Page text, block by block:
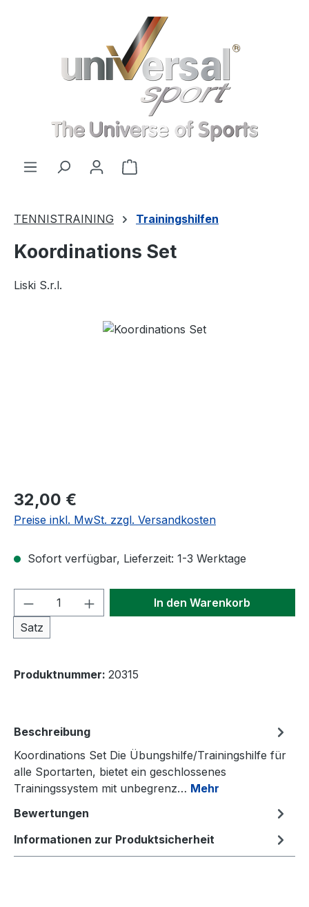
Warenkorb enthält 0
TENNISTRAINING Trainingshilfen
Koordinations Set
Liski S.r.l.
Bildergalerie überspringen
Regulärer Preis:
32,00 €
Preise inkl. MwSt. zzgl. Versandkosten
Sofort verfügbar, Lieferzeit: 1-3 Werktage
Produkt Anzahl: Gib den
Satz
In den Warenkorb
Produktnummer: 20315
Beschreibung
Koordinations Set Die Übungshilfe/Trainingshilfe für
alle Sportarten, bietet ein geschlossenes
Trainingssystem mit unbegrenz… Mehr
Bewertungen
Informationen zur Produktsicherheit